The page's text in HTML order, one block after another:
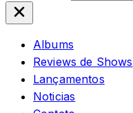
Albums
Reviews de Shows
Lançamentos
Noticias